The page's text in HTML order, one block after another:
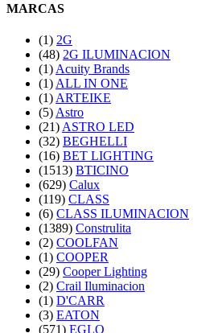
MARCAS
(1) 2G
(48) 2G ILUMINACION
(1) Acuity Brands
(1) ALL IN ONE
(1) ARTEIKE
(5) Astro
(21) ASTRO LED
(32) BEGHELLI
(16) BET LIGHTING
(1513) BTICINO
(629) Calux
(119) CLASS
(6) CLASS ILUMINACION
(1389) Construlita
(2) COOLFAN
(1) COOPER
(29) Cooper Lighting
(2) Crail Iluminacion
(1) D'CARR
(3) EATON
(571) EGLO